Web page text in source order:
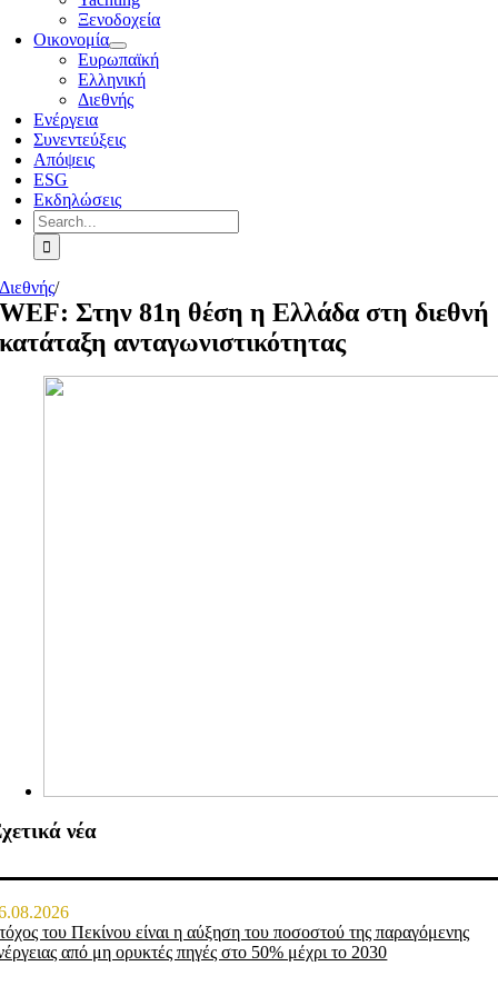
Ξενοδοχεία
Οικονομία
Ευρωπαϊκή
Ελληνική
Διεθνής
Ενέργεια
Συνεντεύξεις
Απόψεις
ESG
Εκδηλώσεις
Search
for:
Διεθνής/
WEF: Στην 81η θέση η Ελλάδα στη διεθνή
κατάταξη ανταγωνιστικότητας
νέα
του Πεκίνου είναι η αύξηση του ποσοστού της παραγόμενης
από μη ορυκτές πηγές στο 50% μέχρι το 2030